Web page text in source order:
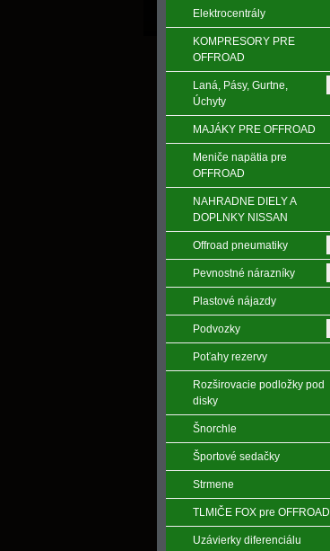
Elektrocentrály
KOMPRESORY PRE
OFFROAD
Laná, Pásy, Gurtne,
Úchyty
MAJÁKY PRE OFFROAD
Meniče napӓtia pre
OFFROAD
NAHRADNE DIELY A
DOPLNKY NISSAN
Offroad pneumatiky
Pevnostné nárazníky
Plastové nájazdy
Podvozky
Poťahy rezervy
Rozširovacie podložky pod
disky
Šnorchle
Športové sedačky
Strmene
TLMIČE FOX pre OFFROAD
Uzávierky diferenciálu